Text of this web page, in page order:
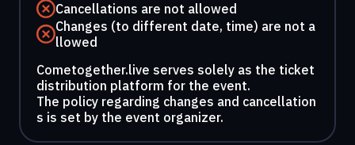
Cancellations are not allowed
Changes (to different date, time) are not a
llowed
Cometogether.live serves solely as the ticket
distribution platform for the event.
The policy regarding changes and cancellation
s is set by the event organizer.